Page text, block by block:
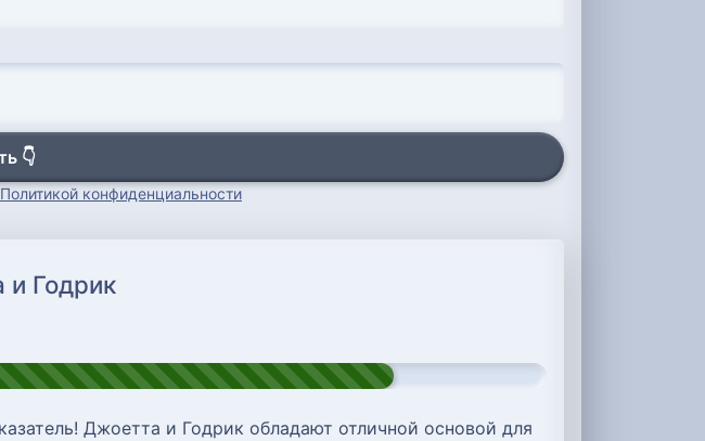
👇
Политикой конфиденциальности
и Годрик
Джоетта и Годрик обладают отличной основой для